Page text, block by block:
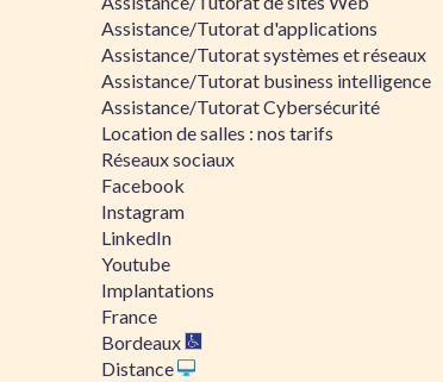
Assistance/Tutorat d'applications
Assistance/Tutorat systèmes et réseaux
Assistance/Tutorat business intelligence
Assistance/Tutorat Cybersécurité
Location de salles : nos tarifs
Réseaux sociaux
Facebook
Instagram
LinkedIn
Youtube
Implantations
France
Bordeaux
Distance